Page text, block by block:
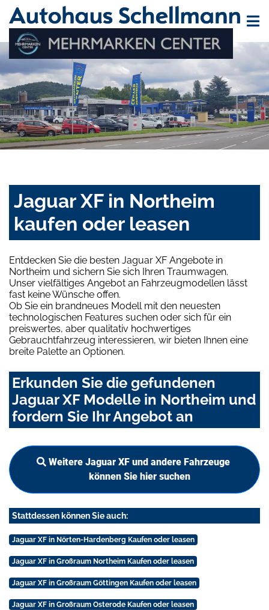
Jaguar XF in Northeim
kaufen oder leasen
Entdecken Sie die besten Jaguar XF Angebote in
Northeim und sichern Sie sich Ihren Traumwagen.
Unser vielfältiges Angebot an Fahrzeugmodellen lässt
fast keine Wünsche offen.
Ob Sie ein brandneues Modell mit den neuesten
technologischen Features suchen oder sich für ein
preiswertes, aber qualitativ hochwertiges
Gebrauchtfahrzeug interessieren, wir bieten Ihnen eine
breite Palette an Optionen.
Erkunden Sie die gefundenen
Jaguar XF Modelle in Northeim und
fordern Sie Ihr Angebot an
Weitere Jaguar XF und andere Fahrzeuge
können Sie hier suchen
Stattdessen können Sie auch:
Jaguar XF in Nörten-Hardenberg Kaufen oder leasen
Jaguar XF in Großraum Northeim Kaufen oder leasen
Jaguar XF in Großraum Göttingen Kaufen oder leasen
Jaguar XF in Großraum Osterode Kaufen oder leasen